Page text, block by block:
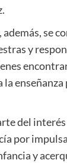
se
y
del
por
y